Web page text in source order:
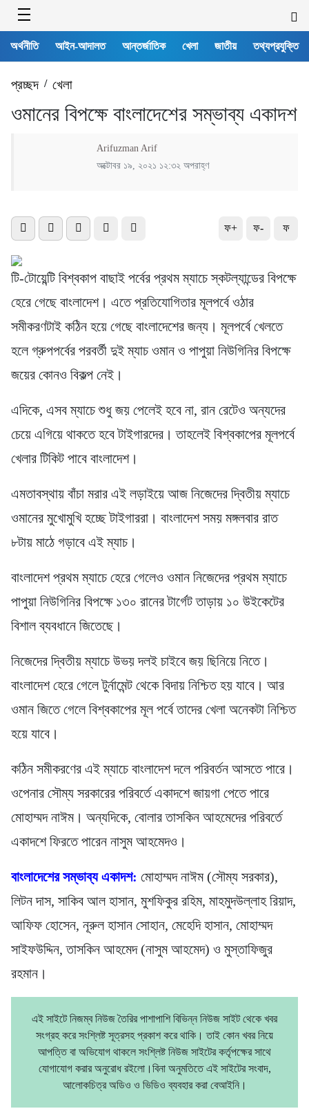
অর্থনীতি আইন-আদালত আন্তর্জাতিক খেলা জাতীয় তথ্যপ্রযুক্তি
প্রচ্ছদ/ খেলা
ওমানের বিপক্ষে বাংলাদেশের সম্ভাব্য একাদশ
Arifuzman Arif
অক্টোবর ১৯, ২০২১ ১২:৩২ অপরাহ্ণ
ফ+ ফ- ফ
টি-টোয়েন্টি বিশ্বকাপ বাছাই পর্বের প্রথম ম্যাচে স্কটল্যান্ডের বিপক্ষে
হেরে গেছে বাংলাদেশ। এতে প্রতিযোগিতার মূলপর্বে ওঠার
সমীকরণটাই কঠিন হয়ে গেছে বাংলাদেশের জন্য। মূলপর্বে খেলতে
হলে গ্রুপপর্বের পরবর্তী দুই ম্যাচ ওমান ও পাপুয়া নিউগিনির বিপক্ষে
জয়ের কোনও বিকল্প নেই।
এদিকে, এসব ম্যাচে শুধু জয় পেলেই হবে না, রান রেটেও অন্যদের
চেয়ে এগিয়ে থাকতে হবে টাইগারদের। তাহলেই বিশ্বকাপের মূলপর্বে
খেলার টিকিট পাবে বাংলাদেশ।
এমতাবস্থায় বাঁচা মরার এই লড়াইয়ে আজ নিজেদের দ্বিতীয় ম্যাচে
ওমানের মুখোমুখি হচ্ছে টাইগাররা। বাংলাদেশ সময় মঙ্গলবার রাত
৮টায় মাঠে গড়াবে এই ম্যাচ।
বাংলাদেশ প্রথম ম্যাচে হেরে গেলেও ওমান নিজেদের প্রথম ম্যাচে
পাপুয়া নিউগিনির বিপক্ষে ১৩০ রানের টার্গেট তাড়ায় ১০ উইকেটের
বিশাল ব্যবধানে জিতেছে।
নিজেদের দ্বিতীয় ম্যাচে উভয় দলই চাইবে জয় ছিনিয়ে নিতে।
বাংলাদেশ হেরে গেলে টুর্নামেন্ট থেকে বিদায় নিশ্চিত হয় যাবে। আর
ওমান জিতে গেলে বিশ্বকাপের মূল পর্বে তাদের খেলা অনেকটা নিশ্চিত
হয়ে যাবে।
কঠিন সমীকরণের এই ম্যাচে বাংলাদেশ দলে পরিবর্তন আসতে পারে।
ওপেনার সৌম্য সরকারের পরিবর্তে একাদশে জায়গা পেতে পারে
মোহাম্মদ নাঈম। অন্যদিকে, বোলার তাসকিন আহমেদের পরিবর্তে
একাদশে ফিরতে পারেন নাসুম আহমেদও।
বাংলাদেশের সম্ভাব্য একাদশ: মোহাম্মদ নাঈম (সৌম্য সরকার),
লিটন দাস, সাকিব আল হাসান, মুশফিকুর রহিম, মাহমুদউল্লাহ রিয়াদ,
আফিফ হোসেন, নূরুল হাসান সোহান, মেহেদি হাসান, মোহাম্মদ
সাইফউদ্দিন, তাসকিন আহমেদ (নাসুম আহমেদ) ও মুস্তাফিজুর
রহমান।
এই সাইটে নিজম্ব নিউজ তৈরির পাশাপাশি বিভিন্ন নিউজ সাইট থেকে খবর
সংগ্রহ করে সংশ্লিষ্ট সূত্রসহ প্রকাশ করে থাকি। তাই কোন খবর নিয়ে
আপত্তি বা অভিযোগ থাকলে সংশ্লিষ্ট নিউজ সাইটের কর্তৃপক্ষের সাথে
যোগাযোগ করার অনুরোধ রইলো।বিনা অনুমতিতে এই সাইটের সংবাদ,
আলোকচিত্র অডিও ও ভিডিও ব্যবহার করা বেআইনি।